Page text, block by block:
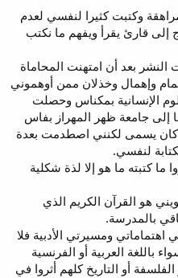
وكتبت كثيرا لنفسي لعدم
إلى قارئ يقرأ ويفهم ما نكتب
النشر بعد أن امتهنت المحاماة
وإهمال وخذلان ممن أوهموني
الإنسانية بمكناس وحصلت
إلى جامعة ظهر المهراز بفاس
كان يسمى لكنني اصطدمت بعدة
لنفسي.
ما كتبته ما هو إلا لذة شكلية
هو القرآن الكريم الذي
بالمدرسة.
اهتماماتي ومسيرتي الأدبية فلا
باللغة العربية أو الفرنسية
أو التاريخ كلهم أثروا في